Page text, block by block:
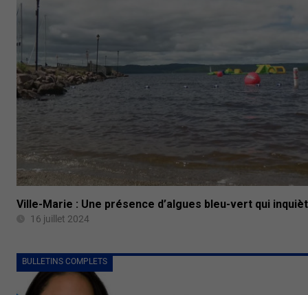
Ville-Marie : Une présence d’algues bleu-vert qui
16 juillet 2024
BULLETINS COMPLETS